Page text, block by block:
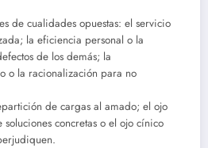
de cualidades opuestas: el servicio
la eficiencia personal o la
de los demás; la
o la racionalización para no
de cargas al amado; el ojo
concretas o el ojo cínico